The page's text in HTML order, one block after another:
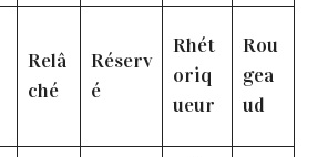
Relâ
ché
Réserv
é
Rhét
oriq
ueur
Rou
gea
ud